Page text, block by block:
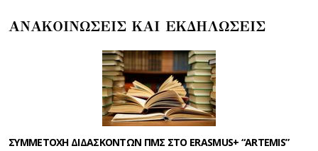
ΑΝΑΚΟΙΝΩΣΕΙΣ ΚΑΙ ΕΚΔΗΛΩΣΕΙΣ
ΣΥΜΜΕΤΟΧΗ ΔΙΔΑΣΚΟΝΤΩΝ ΠΜΣ ΣΤΟ ERASMUS+ “ARTEMIS”